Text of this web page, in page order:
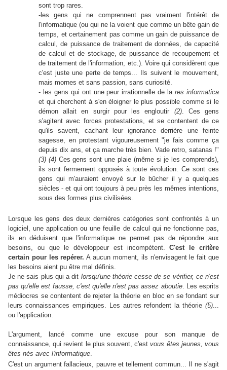
sont trop rares.
-les gens qui ne comprennent pas vraiment l'intérêt de
l'informatique (ou qui ne la voient que comme un bête gain de
temps, et certainement pas comme un gain de puissance de
calcul, de puissance de traitement de données, de capacité
de calcul et de stockage, de puissance de recoupement et
de traitement de l'information, etc.). Voire qui considèrent que
c'est juste une perte de temps... Ils suivent le mouvement,
mais mornes et sans passion, sans curiosité.
- les gens qui ont une peur irrationnelle de lares informatica
et qui cherchent à s'en éloigner le plus possible comme si le
démon allait en surgir pour les engloutir (2). Ces gens
s'agitent avec forces protestations, et se contentent de ce
qu'ils savent, cachant leur ignorance derrière une feinte
sagesse, en protestant vigoureusement "je fais comme ça
depuis dix ans, et ça marche très bien. Vade retro, satanas !"
(3) (4) Ces gens sont une plaie (même si je les comprends),
ils sont fermement opposés à toute évolution. Ce sont ces
gens qui m'auraient envoyé sur le bûcher il y a quelques
siècles - et qui ont toujours à peu près les mêmes intentions,
sous des formes plus civilisées.
Lorsque les gens des deux dernières catégories sont confrontés à un
logiciel, une application ou une feuille de calcul qui ne fonctionne pas,
ils en déduisent que l'informatique ne permet pas de répondre aux
besoins, ou que le développeur est incompétent.C'est le critère
certain pour les repérer. A aucun moment, ils n'envisagent le fait que
les besoins aient pu être mal définis.
Je ne sais plus qui a dit lorsqu'une théorie cesse de se vérifier, ce n'est
pas qu'elle est fausse, c'est qu'elle n'est pas assez aboutie. Les esprits
médiocres se contentent de rejeter la théorie en bloc en se fondant sur
leurs connaissances empiriques. Les autres refondent la théorie (5)...
ou l'application.
L'argument, lancé comme une excuse pour son manque de
connaissance, qui revient le plus souvent, c'estvous êtes jeunes, vous
êtes nés avec l'informatique.
C'est un argument fallacieux, pauvre et tellement commun... Il ne s'agit